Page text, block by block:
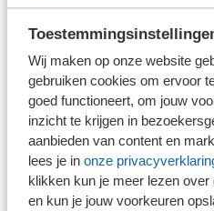
Wij maken op onze website
gebruiken cookies om ervoor
goed functioneert, om jouw
inzicht te krijgen in
aanbieden van content en
lees je in onze
klikken kun je meer lezen
en kun je jouw voorkeuren
hebben, een gedegen
maatschappelijke
beschreven, de belangen
accountants, en de
ondernemers/
Wij vinden lasten- en
het mkb van groot